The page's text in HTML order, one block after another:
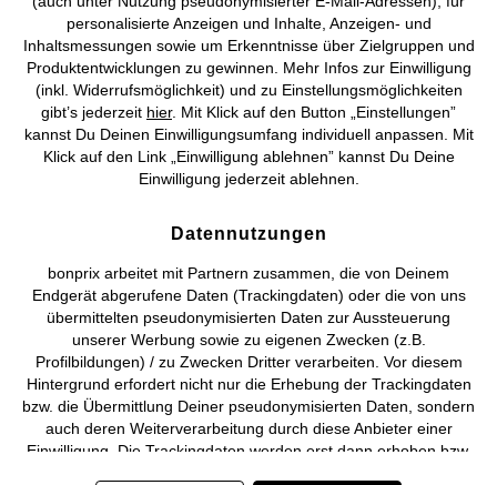
Vertrag widerrufen
2026 bonprix.
Deutsch
personalisierte Anzeigen und Inhalte, Anzeigen- und
Inhaltsmessungen sowie um Erkenntnisse über Zielgruppen und
Produktentwicklungen zu gewinnen. Mehr Infos zur Einwilligung
(inkl. Widerrufsmöglichkeit) und zu Einstellungsmöglichkeiten
gibt’s jederzeit hier. Mit Klick auf den Button „Einstellungen”
kannst Du Deinen Einwilligungsumfang individuell anpassen. Mit
Klick auf den Link „Einwilligung ablehnen” kannst Du Deine
Einwilligung jederzeit ablehnen.
Datennutzungen
bonprix arbeitet mit Partnern zusammen, die von Deinem
Endgerät abgerufene Daten (Trackingdaten) oder die von uns
übermittelten pseudonymisierten Daten zur Aussteuerung
unserer Werbung sowie zu eigenen Zwecken (z.B.
Profilbildungen) / zu Zwecken Dritter verarbeiten. Vor diesem
Hintergrund erfordert nicht nur die Erhebung der Trackingdaten
bzw. die Übermittlung Deiner pseudonymisierten Daten, sondern
auch deren Weiterverarbeitung durch diese Anbieter einer
Einwilligung. Die Trackingdaten werden erst dann erhoben bzw.